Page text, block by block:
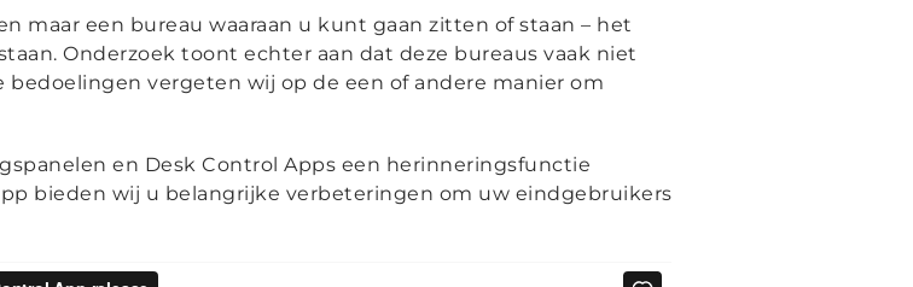
maar een bureau waaraan u kunt gaan zitten of staan – het
Onderzoek toont echter aan dat deze bureaus vaak niet
vergeten wij op de een of andere manier om
en Desk Control Apps een herinneringsfunctie
bieden wij u belangrijke verbeteringen om uw eindgebruikers